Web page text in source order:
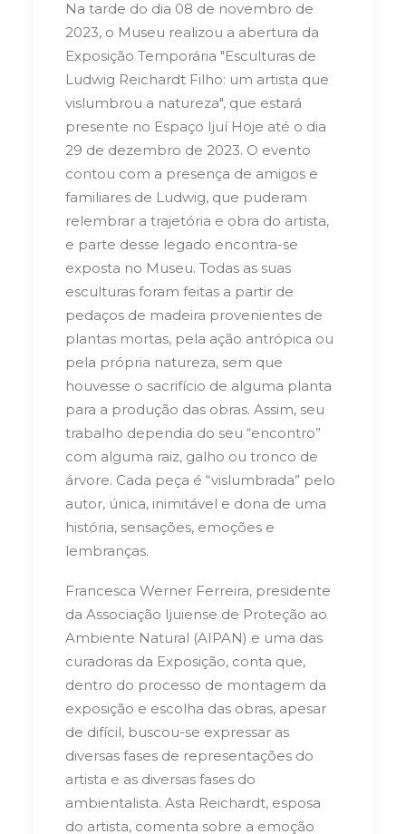
Na tarde do dia 08 de novembro de
2023, o Museu realizou a abertura da
Exposição Temporária "Esculturas de
Ludwig Reichardt Filho: um artista que
vislumbrou a natureza", que estará
presente no Espaço Ijuí Hoje até o dia
29 de dezembro de 2023. O evento
contou com a presença de amigos e
familiares de Ludwig, que puderam
relembrar a trajetória e obra do artista,
e parte desse legado encontra-se
exposta no Museu. Todas as suas
esculturas foram feitas a partir de
pedaços de madeira provenientes de
plantas mortas, pela ação antrópica ou
pela própria natureza, sem que
houvesse o sacrifício de alguma planta
para a produção das obras. Assim, seu
trabalho dependia do seu “encontro”
com alguma raiz, galho ou tronco de
árvore. Cada peça é “vislumbrada” pelo
autor, única, inimitável e dona de uma
história, sensações, emoções e
lembranças.
Francesca Werner Ferreira, presidente
da Associação Ijuiense de Proteção ao
Ambiente Natural (AIPAN) e uma das
curadoras da Exposição, conta que,
dentro do processo de montagem da
exposição e escolha das obras, apesar
de difícil, buscou-se expressar as
diversas fases de representações do
artista e as diversas fases do
ambientalista. Asta Reichardt, esposa
do artista, comenta sobre a emoção